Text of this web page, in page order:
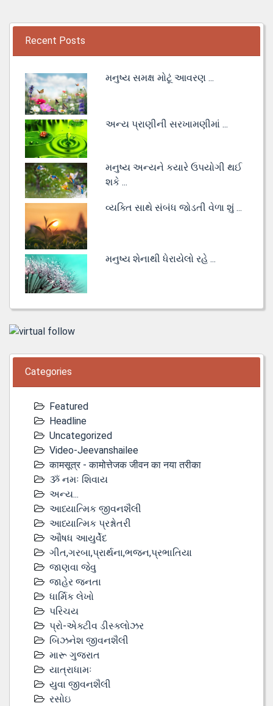
Recent Posts
મનુષ્ય સમક્ષ મોટૂં આવરણ ...
અન્ય પ્રાણીની સરખામણીમાં ...
મનુષ્ય અન્યને કયારે ઉપયોગી થઈ
શકે ...
વ્યક્તિ સાથે સંબંધ જોડતી વેળા શું ...
મનુષ્ય શેનાથી ધેરાયેલો રહે ...
Categories
Featured
Headline
Uncategorized
Video-Jeevanshailee
कामसूत्र - कामोत्तेजक जीवन का नया तरीका
ૐ નમઃ શિવાય
અન્ય...
આધ્યાત્મિક જીવનશૈલી
આધ્યાત્મિક પ્રશ્નોતરી
ઔષધ આયુર્વેદ
ગીત,ગરબા,પ્રાર્થના,ભજન,પ્રભાતિયા
જાણવા જેવુ
જાહેર જનતા
ધાર્મિક લેખો
પરિચય
પ્રો-એક્ટીવ ડીસ્‍ક્લોઝર
બિઝનેશ જીવનશૈલી
મારૂ ગુજરાત
યાત્રાધામઃ
યુવા જીવનશૈલી
રસોઇ